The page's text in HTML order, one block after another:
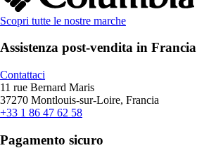
Scopri tutte le nostre marche
Assistenza post-vendita in Francia
Contattaci
11 rue Bernard Maris
37270 Montlouis-sur-Loire, Francia
+33 1 86 47 62 58
Pagamento sicuro